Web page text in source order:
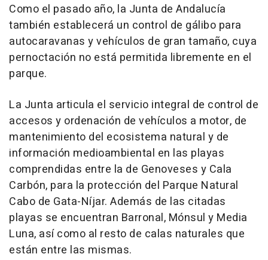
Como el pasado año, la Junta de Andalucía
también establecerá un control de gálibo para
autocaravanas y vehículos de gran tamaño, cuya
pernoctación no está permitida libremente en el
parque.
La Junta articula el servicio integral de control de
accesos y ordenación de vehículos a motor, de
mantenimiento del ecosistema natural y de
información medioambiental en las playas
comprendidas entre la de Genoveses y Cala
Carbón, para la protección del Parque Natural
Cabo de Gata-Níjar. Además de las citadas
playas se encuentran Barronal, Mónsul y Media
Luna, así como al resto de calas naturales que
están entre las mismas.